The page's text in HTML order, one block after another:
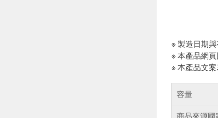
※ 製造日期
※ 本產品網
※ 本產品文
容量